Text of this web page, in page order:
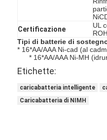
Certificazione
UL
Tipi di batterie di
* 16*AA/AAA Ni-cad (al
* 16*AA/AAA Ni-MH
Etichette:
caricabatteria intelligente
Caricabatteria di NIMH